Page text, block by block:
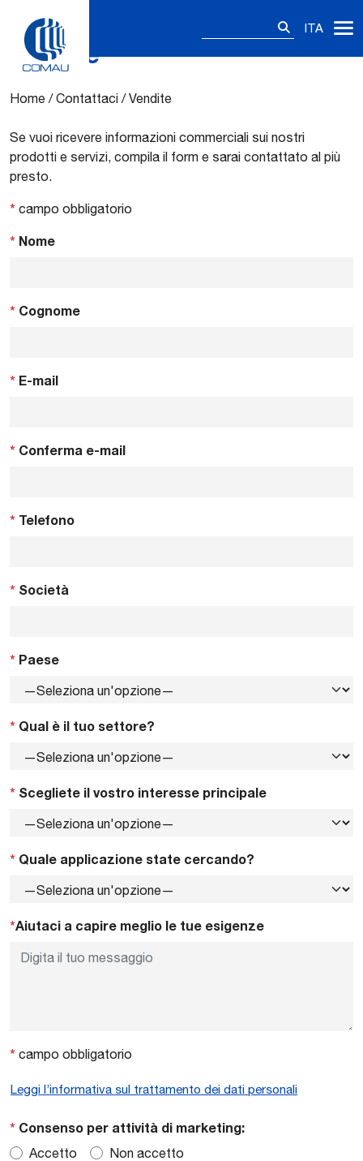
ITA
Vendite
Home /Contattaci /Vendite
Se vuoi ricevere informazioni commerciali sui nostri
prodotti e servizi, compila il form e sarai contattato al più
presto.
* campo obbligatorio
* Nome
* Cognome
* E-mail
* Conferma e-mail
* Telefono
* Società
* Paese
* Qual è il tuo settore?
* Scegliete il vostro interesse principale
* Quale applicazione state cercando?
*Aiutaci a capire meglio le tue esigenze
* campo obbligatorio
Leggi l’informativa sul trattamento dei dati personali
* Consenso per attività di marketing:
Accetto Non accetto